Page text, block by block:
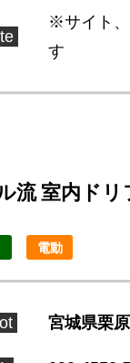
※サイト、
す
流 室内ドリ
電動
宮城県栗